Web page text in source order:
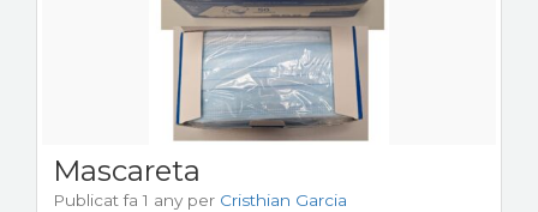
Mascareta
Publicat fa 1 any per Cristhian Garcia